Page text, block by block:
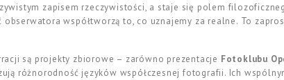
zapisem rzeczywistości, a staje się polem
obserwatora współtworzą to, co uznajemy za realne. To
są projekty zbiorowe – zarówno prezentacje Fotoklubu
różnorodność języków współczesnej fotografii. Ich